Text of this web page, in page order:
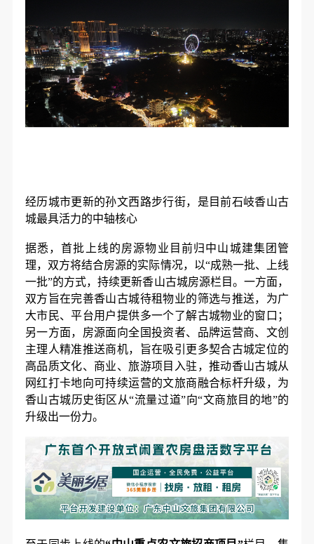
经历城市更新的孙文西路步行街，是目前石岐香山古
城最具活力的中轴核心
据悉，首批上线的房源物业目前归中山城建集团管
理，双方将结合房源的实际情况，以“成熟一批、上线
一批”的方式，持续更新香山古城房源栏目。一方面，
双方旨在完善香山古城待租物业的筛选与推送，为广
大市民、平台用户提供多一个了解古城物业的窗口；
另一方面，房源面向全国投资者、品牌运营商、文创
主理人精准推送商机，旨在吸引更多契合古城定位的
高品质文化、商业、旅游项目入驻，推动香山古城从
网红打卡地向可持续运营的文旅商融合标杆升级，为
香山古城历史街区从“流量过道”向“文商旅目的地”的
升级出一份力。